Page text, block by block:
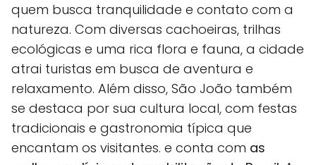
quem busca tranquilidade e contato com a
natureza. Com diversas cachoeiras, trilhas
ecológicas e uma rica flora e fauna, a cidade
atrai turistas em busca de aventura e
relaxamento. Além disso, São João também
se destaca por sua cultura local, com festas
tradicionais e gastronomia típica que
encantam os visitantes. e conta com as